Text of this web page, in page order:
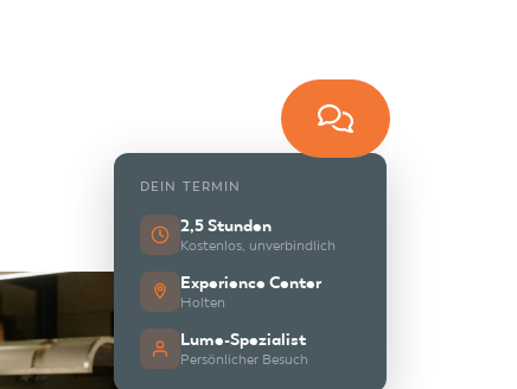
DEIN TERMIN
2,5 Stunden
Kostenlos, unverbindlich
Experience Center
Holten
Lume-Spezialist
Persönlicher Besuch